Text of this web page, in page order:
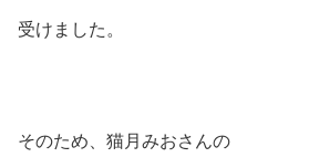
受けました。
そのため、猫月みおさんの